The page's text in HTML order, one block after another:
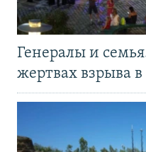
Генералы и
жертвах взрыва в